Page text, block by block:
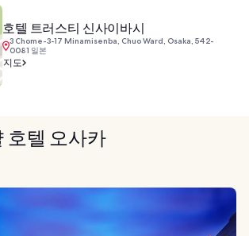
호텔 트러스티 신사이바시
3 Chome-3-17 Minamisenba, Chuo Ward, Osaka, 542-
0081 일본
지도
호텔 오사카